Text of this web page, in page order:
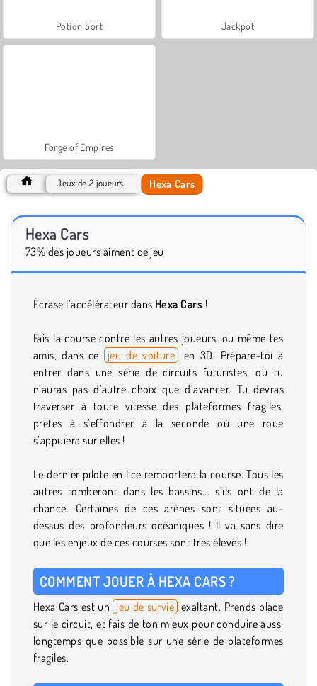
Potion Sort Jackpot
Forge of Empires
Jeux de 2 joueurs Hexa Cars
Hexa Cars
73% des joueurs aiment ce jeu
Écrase l’accélérateur dans Hexa Cars !
Fais la course contre les autres joueurs, ou même tes
amis, dans ce
jeu de voiture
en 3D. Prépare-toi à
entrer dans une série de circuits futuristes, où tu
n’auras pas d’autre choix que d’avancer. Tu devras
traverser à toute vitesse des plateformes fragiles,
prêtes à s’effondrer à la seconde où une roue
s’appuiera sur elles !
Le dernier pilote en lice remportera la course. Tous les
autres tomberont dans les bassins... s’ils ont de la
chance. Certaines de ces arènes sont situées au-
dessus des profondeurs océaniques ! Il va sans dire
que les enjeux de ces courses sont très élevés !
COMMENT JOUER À HEXA CARS ?
Hexa Cars est un jeu de survie exaltant. Prends place
sur le circuit, et fais de ton mieux pour conduire aussi
longtemps que possible sur une série de plateformes
fragiles.